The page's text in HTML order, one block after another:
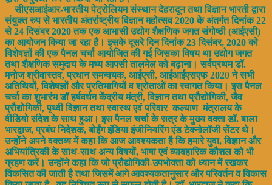
सीएसआईआर-भारतीय पेट्रोलियम संस्थान देहरादून तथा विज्ञान भारती द्वारा
संयुक्त रुप से भारतीय अंतर्राष्ट्रीय विज्ञान महोत्सव 2020 के अंतर्गत दिनांक 22
से 24 दिसंबर 2020 तक एक आभासी उद्योग शैक्षणिक जगत संगोष्ठी (आईएसी)
का आयोजन किया जा रहा है। इसके दूसरे दिन दिनांक 23 दिसंबर, 2020 को
विशेषज्ञों की एक पैनल चर्चा आयोजित की गई जिसका विषय था उद्योग जगत
तथा शैक्षणिक समुदाय के मध्य आपसी तालमेल को बढ़ाना। सर्वप्रथम डॉ.
मनोज श्रीवास्तव, प्रधान समन्वयक, आईएसी, आईआईएसएफ 2020 ने सभी
अतिथियों, विशेषज्ञों और प्रतिभागियों व श्रोताओं का स्वागत किया। इस पैनल
चर्चा का शुभारंभ डॉ हर्षवर्धन केंद्रीय मंत्री, विज्ञान तथा प्रौद्योगिकी, जैव
प्रौद्योगिकी, पृथ्वी विज्ञान तथा स्वास्थ एवं परिवार कल्याण मंत्रालय के
वीडियो संदेश के साथ हुआ। इस पैनल चर्चा के सत्र के मुख्य वक्ता डॉ. बाला
भारद्वाज, प्रबंध निदेशक, बोईंग इंडिया इंजीनियरिंग एंड टेक्नोलॉजी सेंटर थे।
उन्होंने अपने वक्तव्य में कहा कि आज आवश्यकता है कि हमारे युवा, विज्ञान और
अभियांत्रिकी के साथ-साथ अन्य विषयों, भाषा एवं व्यावहारिक कौशल को भी
ग्रहण करें। उन्होंने कहा कि जो प्रौद्योगिकी-उपभोक्ता को ध्यान में रखकर
विकसित की जाती है तथा जिसमें आगे आवश्यकतानुसार और परिवर्तन व विकास